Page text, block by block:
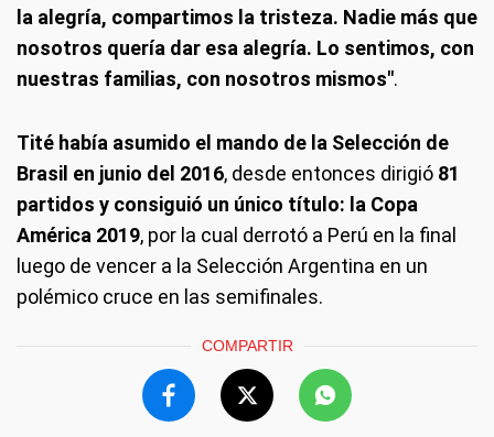
la alegría, compartimos la tristeza. Nadie más que
nosotros quería dar esa alegría. Lo sentimos, con
nuestras familias, con nosotros mismos".
Tité había asumido el mando de la Selección de
Brasil en junio del 2016, desde entonces dirigió 81
partidos y consiguió un único título: la Copa
América 2019, por la cual derrotó a Perú en la final
luego de vencer a la Selección Argentina en un
polémico cruce en las semifinales.
COMPARTIR